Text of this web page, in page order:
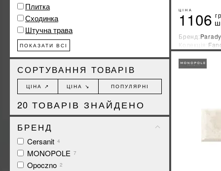
ЦІНА
1106
Бренд:
Колекція:
Країна-
Плитка
Сходинка
Штучна трава
ПОКАЗАТИ ВСІ
СОРТУВАННЯ ТОВАРІВ
ЦІНА ↗ ЦІНА ↘ ПОПУЛЯРНІ
20 ТОВАРІВ ЗНАЙДЕНО
БРЕНД
Cersanit 4
MONOPOLE 7
Opoczno 2